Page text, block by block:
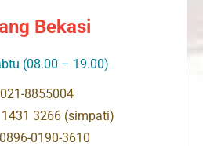
Bekasi
(08.00 – 19.00)
021-8855004
3266 (simpati)
0896-0190-3610